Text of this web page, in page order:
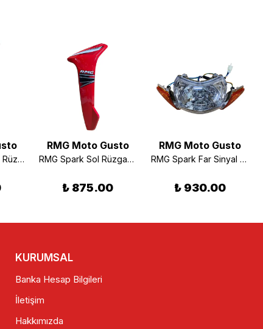
RMG Spark 50 Sol Rüzgarlık Beyaz
RMG Moto Gusto
RMG Spark Sol Rüzgarlık Kırmızı
₺ 875.00
RMG Moto Gusto
RMG Spark Far Sinyal Takımı
₺ 930.00
KURUMSAL
Banka Hesap Bilgileri
İletişim
Hakkımızda